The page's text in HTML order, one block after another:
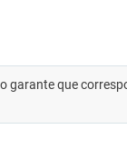
garante que